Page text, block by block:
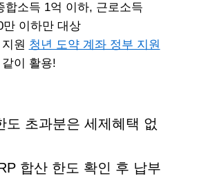
합소득 1억 이하, 근로소득
만 이하만대상
원 청년 도약 계좌 정부 지원
같이 활용!
도 초과분은 세제혜택 없
합산 한도 확인 후 납부